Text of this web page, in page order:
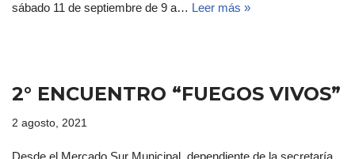
sábado 11 de septiembre de 9 a… Leer más »
2° ENCUENTRO “FUEGOS VIVOS”
2 agosto, 2021